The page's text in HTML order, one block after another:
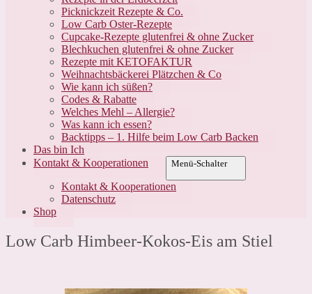
Picknickzeit Rezepte & Co.
Low Carb Oster-Rezepte
Cupcake-Rezepte glutenfrei & ohne Zucker
Blechkuchen glutenfrei & ohne Zucker
Rezepte mit KETOFAKTUR
Weihnachtsbäckerei Plätzchen & Co
Wie kann ich süßen?
Codes & Rabatte
Welches Mehl – Allergie?
Was kann ich essen?
Backtipps – 1. Hilfe beim Low Carb Backen
Das bin Ich
Kontakt & Kooperationen
Menü-Schalter
Kontakt & Kooperationen
Datenschutz
Shop
Low Carb Himbeer-Kokos-Eis am Stiel